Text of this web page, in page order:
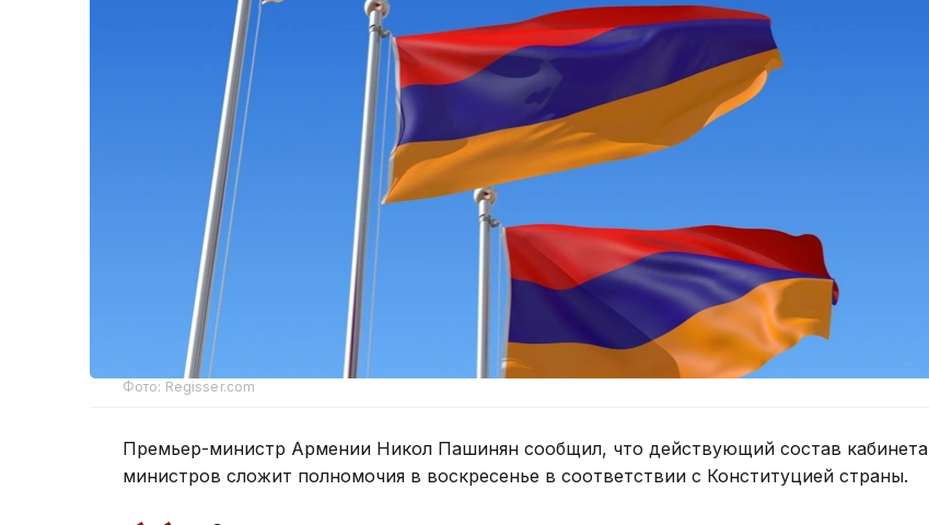
Фото: Regisser.com
Премьер-министр Армении Никол Пашинян сообщил, что действующий состав кабинета
министров сложит полномочия в воскресенье в соответствии с Конституцией страны.